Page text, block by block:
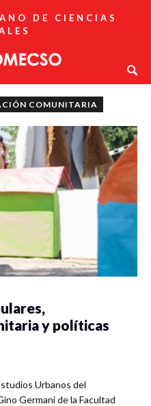
DE CIENCIAS
COMUNITARIA
y políticas
Urbanos del
Germani de la Facultad